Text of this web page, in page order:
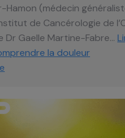
Hamon (médecin
de Cancérologie de
Dr Gaelle Martine-Fabre…
la douleur